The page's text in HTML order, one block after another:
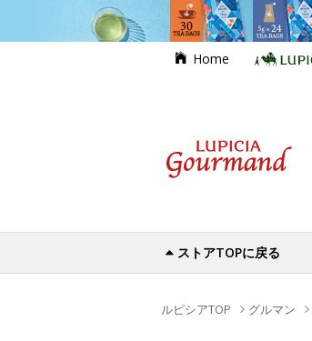
Home
ストアTOPに戻る
ルピシアTOP グルマン